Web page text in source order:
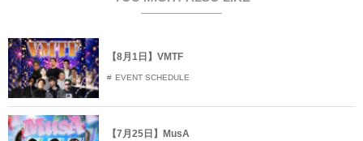
新
し
い
ウ
ィ
ン
ド
ウ
で
開
き
ッ
ク
し
て
く
だ
さ
い
(
新
し
し
い
ィ
ウ
開
き
【8月1日】VMTF
EVENT SCHEDULE
【7月25日】MusA